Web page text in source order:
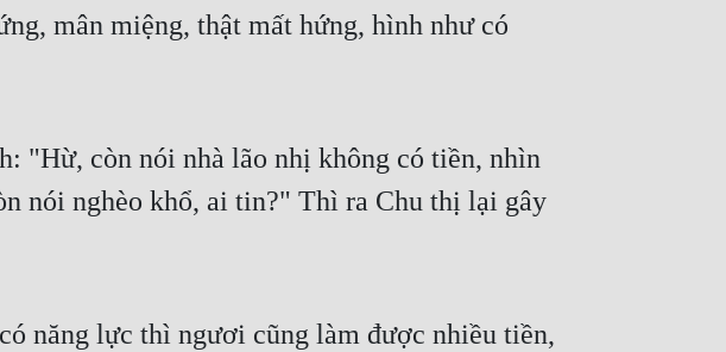
mân miệng, thật mất hứng, hình như có
"Hừ, còn nói nhà lão nhị không có tiền, nhìn
nói nghèo khổ, ai tin?" Thì ra Chu thị lại gây
năng lực thì ngươi cũng làm được nhiều tiền,